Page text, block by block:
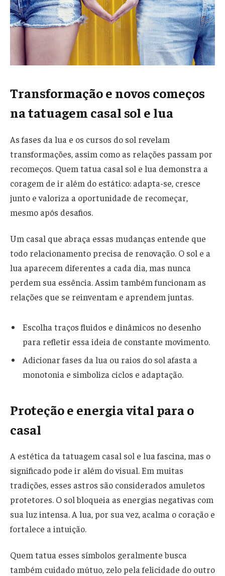
Transformação e novos começos
na tatuagem casal sol e lua
As fases da lua e os cursos do sol revelam
transformações, assim como as relações passam por
recomeços. Quem tatua casal sol e lua demonstra a
coragem de ir além do estático: adapta-se, cresce
junto e valoriza a oportunidade de recomeçar,
mesmo após desafios.
Um casal que abraça essas mudanças entende que
todo relacionamento precisa de renovação. O sol e a
lua aparecem diferentes a cada dia, mas nunca
perdem sua essência. Assim também funcionam as
relações que se reinventam e aprendem juntas.
Escolha traços fluidos e dinâmicos no desenho
para refletir essa ideia de constante movimento.
Adicionar fases da lua ou raios do sol afasta a
monotonia e simboliza ciclos e adaptação.
Proteção e energia vital para o
casal
A estética da tatuagem casal sol e lua fascina, mas o
significado pode ir além do visual. Em muitas
tradições, esses astros são considerados amuletos
protetores. O sol bloqueia as energias negativas com
sua luz intensa. A lua, por sua vez, acalma o coração e
fortalece a intuição.
Quem tatua esses símbolos geralmente busca
também cuidado mútuo, zelo pela felicidade do outro